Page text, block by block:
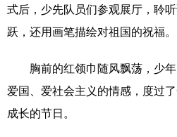
辽宁 吉林
山东 河南
广东
式后，少先队员们参观展厅，聆
跃，还用画笔描绘对祖国的祝福。
胸前的红领巾随风飘荡，少年
爱国、爱社会主义的情感，度过
成长的节日。